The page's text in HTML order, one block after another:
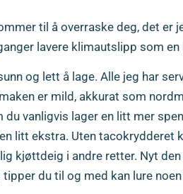
til å overraske deg, det er
lavere klimautslipp som
og lett å lage. Alle jeg har
er mild, akkurat som
du vanligvis lager en litt mer
litt ekstra. Uten tacokrydderet
kjøttdeig i andre retter. Nyt
du til og med kan lure